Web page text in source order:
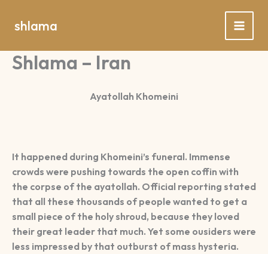
naar
inhoud
shlama
Shlama – Iran
Ayatollah Khomeini
It happened during Khomeini’s funeral. Immense
crowds were pushing towards the open coffin with
the corpse of the ayatollah. Official reporting stated
that all these thousands of people wanted to get a
small piece of the holy shroud, because they loved
their great leader that much. Yet some ousiders were
less impressed by that outburst of mass hysteria.